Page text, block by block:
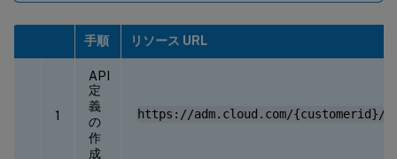
手順 リソース URL
1
API
定
義
の
作
成
https://adm.cloud.com/